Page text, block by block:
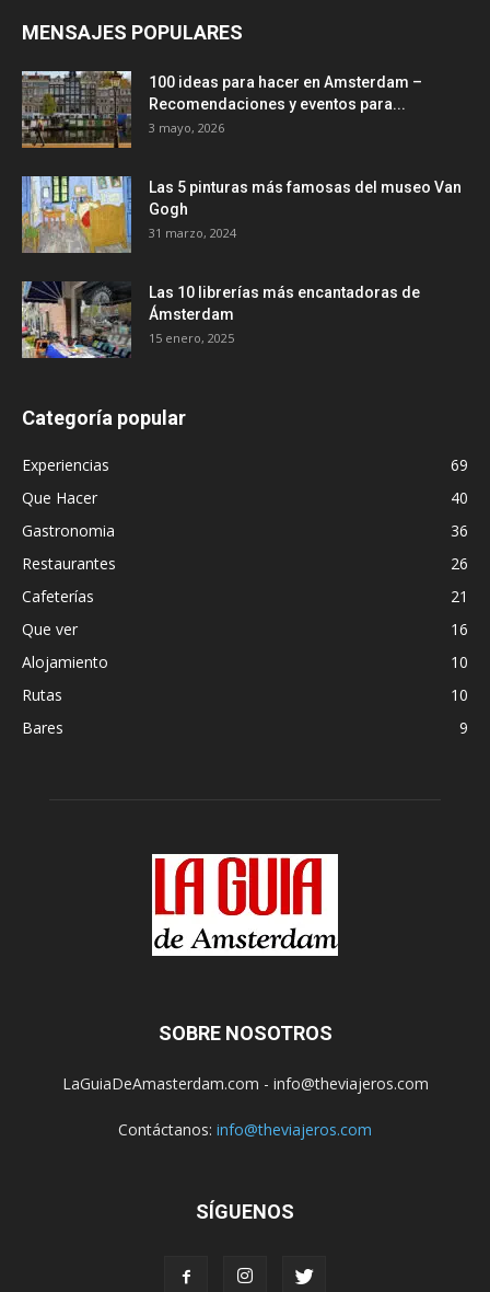
MENSAJES POPULARES
100 ideas para hacer en Amsterdam –
Recomendaciones y eventos para...
3 mayo, 2026
Las 5 pinturas más famosas del museo Van
Gogh
31 marzo, 2024
Las 10 librerías más encantadoras de
Ámsterdam
15 enero, 2025
Categoría popular
Experiencias
69
Que Hacer
40
Gastronomia
36
Restaurantes
26
Cafeterías
21
Que ver
16
Alojamiento
10
Rutas
10
Bares
9
SOBRE NOSOTROS
LaGuiaDeAmasterdam.com - info@theviajeros.com
Contáctanos: info@theviajeros.com
SÍGUENOS